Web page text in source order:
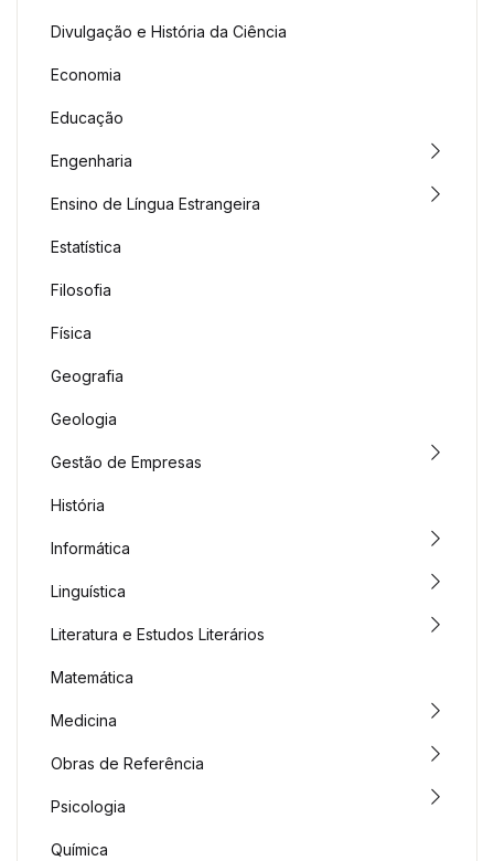
Divulgação e História da Ciência
Economia
Educação
Engenharia
Ensino de Língua Estrangeira
Estatística
Filosofia
Física
Geografia
Geologia
Gestão de Empresas
História
Informática
Linguística
Literatura e Estudos Literários
Matemática
Medicina
Obras de Referência
Psicologia
Química